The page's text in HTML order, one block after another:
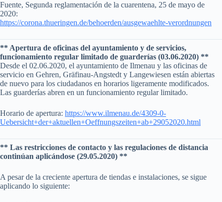
Fuente, Segunda reglamentación de la cuarentena, 25 de mayo de
2020:
https://corona.thueringen.de/behoerden/ausgewaehlte-verordnungen
** Apertura de oficinas del ayuntamiento y de servicios,
funcionamiento regular limitado de guarderías (03.06.2020) **
Desde el 02.06.2020, el ayuntamiento de Ilmenau y las oficinas de
servicio en Gehren, Gräfinau-Angstedt y Langewiesen están abiertas
de nuevo para los ciudadanos en horarios ligeramente modificados.
Las guarderías abren en un funcionamiento regular limitado.
Horario de apertura: https://www.ilmenau.de/4309-0-
Uebersicht+der+aktuellen+Oeffnungszeiten+ab+29052020.html
** Las restricciones de contacto y las regulaciones de distancia
continúan aplicándose (29.05.2020) **
A pesar de la creciente apertura de tiendas e instalaciones, se sigue
aplicando lo siguiente: